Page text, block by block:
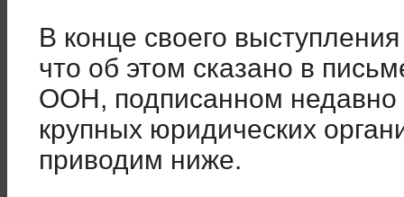
В конце своего
что об этом сказано в
ООН, подписанном недавно
крупных юридических
приводим ниже.